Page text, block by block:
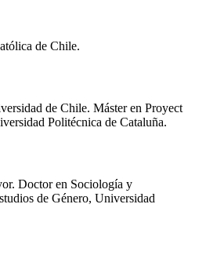
de Chile.
de Chile. Máster en Proyect
Politécnica de Cataluña.
Doctor en Sociología y
de Género, Universidad